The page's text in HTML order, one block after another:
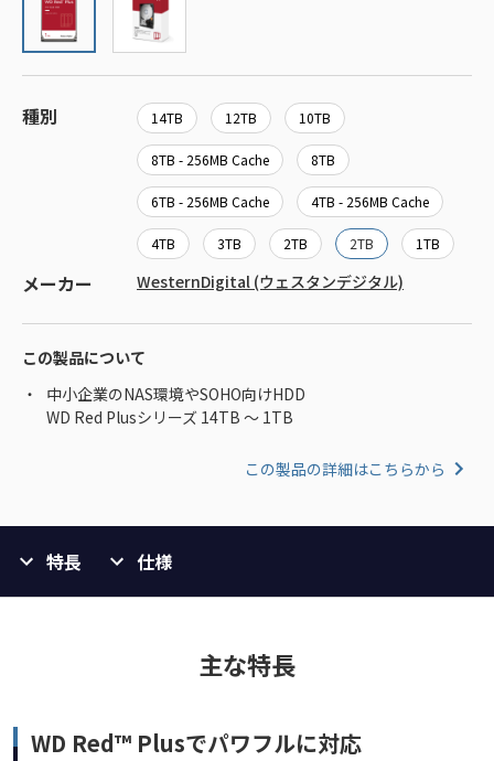
種別 14TB 12TB 10TB
8TB - 256MB Cache 8TB
6TB - 256MB Cache 4TB - 256MB Cache
4TB 3TB 2TB 2TB 1TB
メーカー WesternDigital (ウェスタンデジタル)
この製品について
中小企業のNAS環境やSOHO向けHDD
WD Red Plusシリーズ 14TB ～ 1TB
この製品の詳細はこちらから
特長 仕様
主な特長
WD Red™ Plusでパワフルに対応